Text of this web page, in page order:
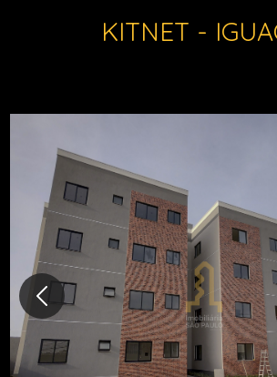
KITNET -